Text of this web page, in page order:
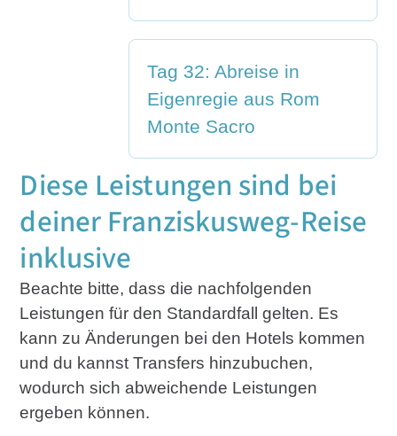
Tag 32: Abreise in
Eigenregie aus Rom
Monte Sacro
Diese Leistungen sind bei
deiner Franziskusweg-Reise
inklusive
Beachte bitte, dass die nachfolgenden
Leistungen für den Standardfall gelten. Es
kann zu Änderungen bei den Hotels kommen
und du kannst Transfers hinzubuchen,
wodurch sich abweichende Leistungen
ergeben können.